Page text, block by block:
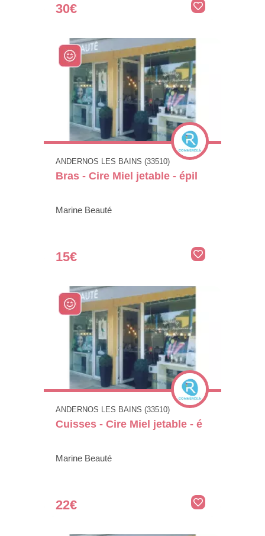
30€
ANDERNOS LES BAINS (33510)
Bras - Cire Miel jetable - épil
Marine Beauté
15€
ANDERNOS LES BAINS (33510)
Cuisses - Cire Miel jetable - é
Marine Beauté
22€